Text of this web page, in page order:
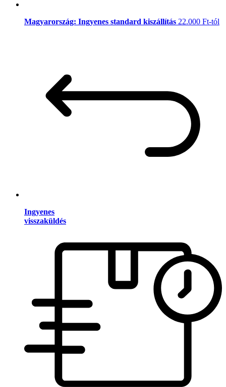
Magyarország: Ingyenes standard kiszállítás 22.000 Ft-tól
Ingyenes
visszaküldés